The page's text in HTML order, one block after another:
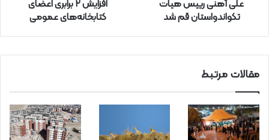
د
علی آهنی رییس هیات
تکواندواستان قم شد
افزایش ۲ برابری اعضای
کتابخانه‌های عمومی
مقالات مرتبط